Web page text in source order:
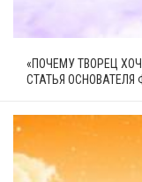
«ПОЧЕМУ ТВОРЕЦ
СТАТЬЯ